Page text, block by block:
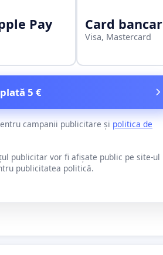
Pay Card bancar
Visa, Mastercard
5 €
campanii publicitare și politica de
publicitar vor fi afișate public pe site-ul
publicitatea politică.